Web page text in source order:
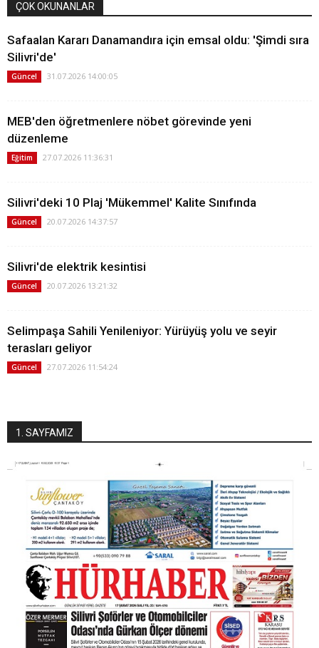
ÇOK OKUNANLAR
Safaalan Kararı Danamandıra için emsal oldu: 'Şimdi sıra
Silivri'de'
Güncel 31.07.2026 14:00:05
MEB'den öğretmenlere nöbet görevinde yeni
düzenleme
Eğitim 27.07.2026 11:36:31
Silivri'deki 10 Plaj 'Mükemmel' Kalite Sınıfında
Güncel 20.07.2026 14:37:57
Silivri'de elektrik kesintisi
Güncel 20.07.2026 13:21:32
Selimpaşa Sahili Yenileniyor: Yürüyüş yolu ve seyir
terasları geliyor
Güncel 27.07.2026 11:54:24
1. SAYFAMIZ